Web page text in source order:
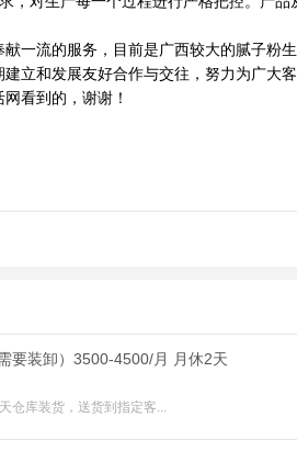
一流的服务，目前是广西较大的腻子粉
立和发展友好合作与交往，努力为广大
看到的，谢谢！
要装卸）3500-4500/月 月休2天
仓库装货，送货到指定客...